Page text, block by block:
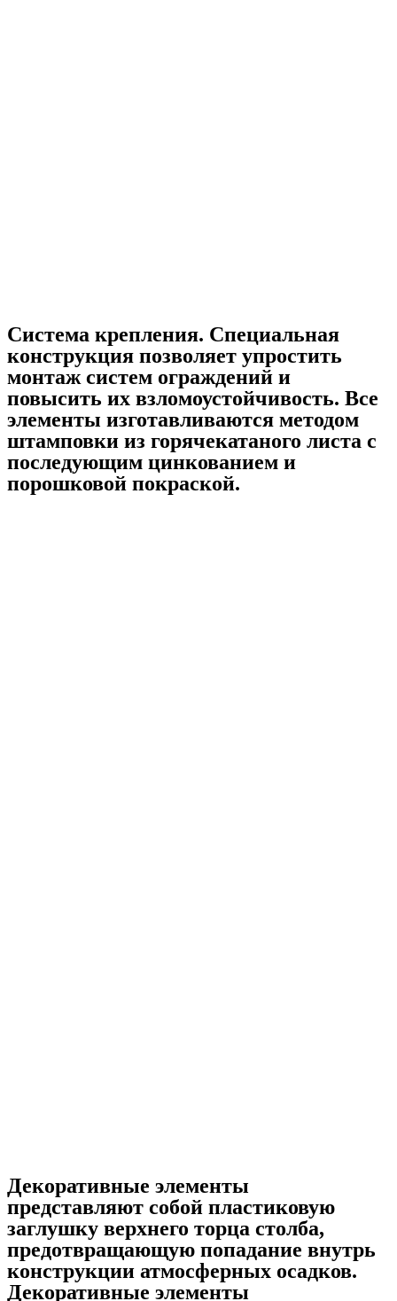
Система крепления. Специальная
конструкция позволяет упростить
монтаж систем ограждений и
повысить их взломоустойчивость. Все
элементы изготавливаются методом
штамповки из горячекатаного листа с
последующим цинкованием и
порошковой покраской.
Декоративные элементы
представляют собой пластиковую
заглушку верхнего торца столба,
предотвращающую попадание внутрь
конструкции атмосферных осадков.
Декоративные элементы